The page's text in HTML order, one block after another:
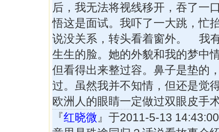
后，我无法将视线移开，吞了一
悟这是面试。我吓了一大跳，忙
说没关系，转头看着窗外。 我
生生的脸。她的外貌和我的梦中
但看得出来整过容。鼻子是垫的
过。虽然我并不知情，但还是觉
欧洲人的眼睛一定做过双眼皮手
『红晓微 』于2011-5-13